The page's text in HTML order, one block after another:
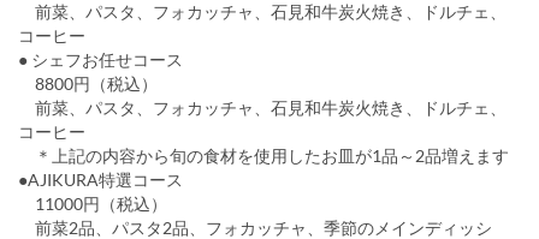
前菜、パスタ、フォカッチャ、石見和牛炭火焼き、ドルチェ、
コーヒー
● シェフお任せコース
8800円（税込）
前菜、パスタ、フォカッチャ、石見和牛炭火焼き、ドルチェ、
コーヒー
＊上記の内容から旬の食材を使用したお皿が1品～2品増えます
●AJIKURA特選コース
11000円（税込）
前菜2品、パスタ2品、フォカッチャ、季節のメインディッシ